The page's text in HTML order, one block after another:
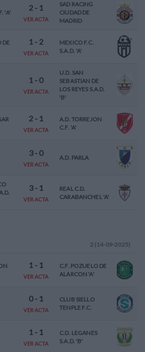
'A'
2- 1
VER ACTA
SAD RACING
CIUDAD DE
MADRID
DE
1- 2
VER ACTA
MEXICO F.C.
S.A.D. 'A'
1- 0
VER ACTA
U.D. SAN
SEBASTIAN DE
LOS REYES S.A.D.
'B'
2- 1
VER ACTA
A.D. TORREJON
C.F. 'A'
3- 0
VER ACTA
A.D. PARLA
3- 1
VER ACTA
REAL C.D.
CARABANCHEL 'A'
2 (14-09-2025)
1- 1
VER ACTA
C.F. POZUELO DE
ALARCON 'A'
0- 1
VER ACTA
CLUB SIELLO
TENPLE F.C.
1- 1
VER ACTA
C.D. LEGANES
S.A.D. 'B'